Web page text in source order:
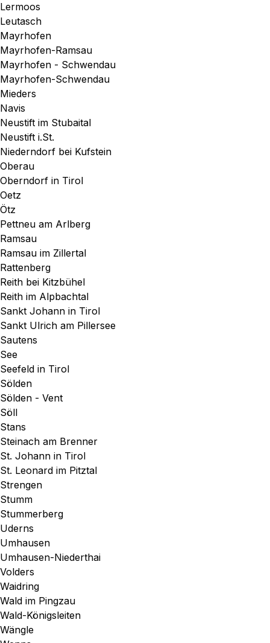
Lermoos
Leutasch
Mayrhofen
Mayrhofen-Ramsau
Mayrhofen - Schwendau
Mayrhofen-Schwendau
Mieders
Navis
Neustift im Stubaital
Neustift i.St.
Niederndorf bei Kufstein
Oberau
Oberndorf in Tirol
Oetz
Ötz
Pettneu am Arlberg
Ramsau
Ramsau im Zillertal
Rattenberg
Reith bei Kitzbühel
Reith im Alpbachtal
Sankt Johann in Tirol
Sankt Ulrich am Pillersee
Sautens
See
Seefeld in Tirol
Sölden
Sölden - Vent
Söll
Stans
Steinach am Brenner
St. Johann in Tirol
St. Leonard im Pitztal
Strengen
Stumm
Stummerberg
Uderns
Umhausen
Umhausen-Niederthai
Volders
Waidring
Wald im Pingzau
Wald-Königsleiten
Wängle